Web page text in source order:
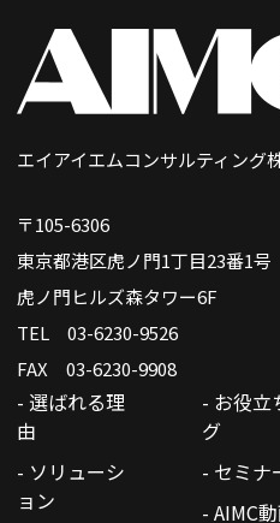
エイアイエムコンサルティング
〒105-6306
東京都港区虎ノ門1丁目23番1号
虎ノ門ヒルズ森タワー6F
TEL 03-6230-9526
FAX 03-6230-9908
- 選ばれる理
由
- ソリューシ
ョン
- お役立
グ
- セミナ
- AIMC